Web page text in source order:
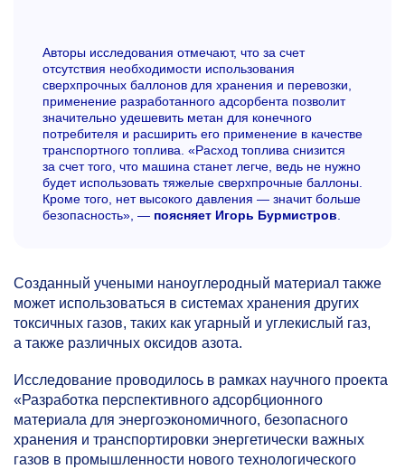
Авторы исследования отмечают, что за счет
отсутствия необходимости использования
сверхпрочных баллонов для хранения и перевозки,
применение разработанного адсорбента позволит
значительно удешевить метан для конечного
потребителя и расширить его применение в качестве
транспортного топлива. «Расход топлива снизится
за счет того, что машина станет легче, ведь не нужно
будет использовать тяжелые сверхпрочные баллоны.
Кроме того, нет высокого давления — значит больше
безопасность», — поясняет Игорь Бурмистров
Созданный учеными наноуглеродный материал также
может использоваться в системах хранения других
токсичных газов, таких как угарный и углекислый газ,
а также различных оксидов азота.
Исследование проводилось в рамках научного проекта
«Разработка перспективного адсорбционного
материала для энергоэкономичного, безопасного
хранения и транспортировки энергетически важных
газов в промышленности нового технологического